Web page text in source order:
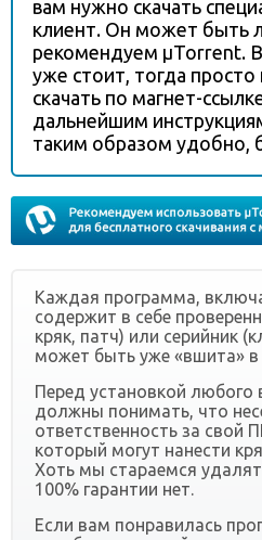
вам нужно скачать
клиент. Он может быть
рекомендуем µTorrent.
уже стоит, тогда
скачать по магнет-
дальнейшим
таким образом удобно,
Каждая программа,
содержит в себе
кряк, патч) или серийник
может быть уже «вшита»
Перед установкой
должны понимать, что
ответственность за свой
который могут нанести
Хоть мы стараемся
100% гарантии нет.
Если вам понравилась